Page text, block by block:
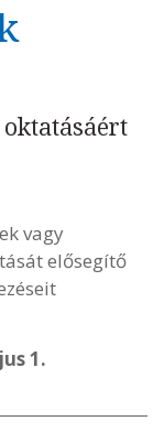
oktatásáért
vagy
elősegítő
1.